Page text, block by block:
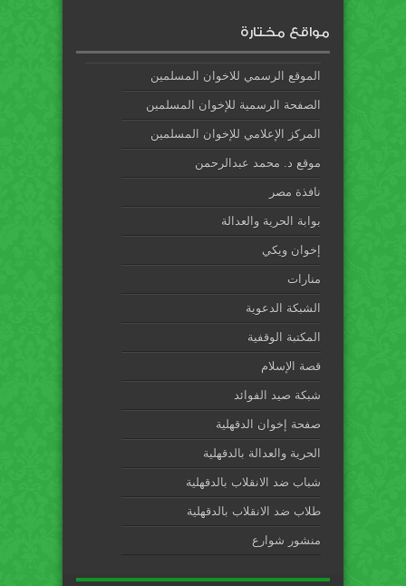
مواقع مختارة
الموقع الرسمي للاخوان المسلمين
الصفحة الرسمية للإخوان المسلمين
المركز الإعلامي للإخوان المسلمين
موقع د. محمد عبدالرحمن
نافذة مصر
بوابة الحرية والعدالة
إخوان ويكي
منارات
الشبكة الدعوية
المكتبة الوقفية
قصة الإسلام
شبكة صيد الفوائد
صفحة إخوان الدقهلية
الحرية والعدالة بالدقهلية
شباب ضد الانقلاب بالدقهلية
طلاب ضد الانقلاب بالدقهلية
منشور شوارع